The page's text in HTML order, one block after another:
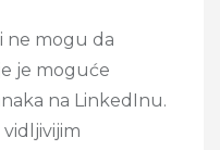
ne mogu da
je moguće
na LinkedInu.